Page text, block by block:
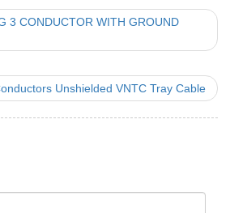
3 CONDUCTOR WITH GROUND
Unshielded VNTC Tray Cable